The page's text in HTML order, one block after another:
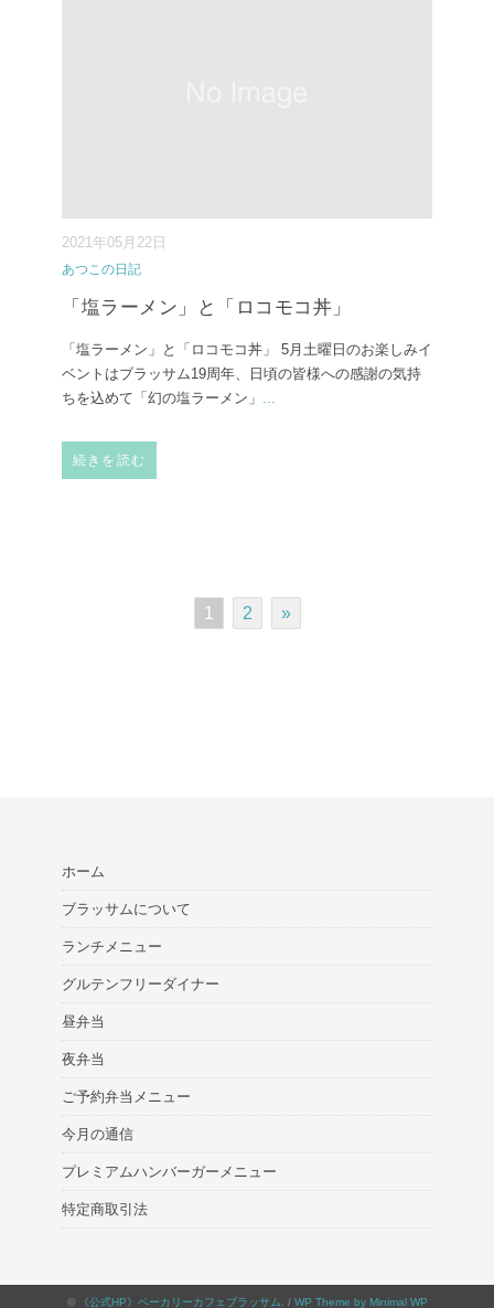
2021年05月22日
あつこの日記
「塩ラーメン」と「ロコモコ丼」
「塩ラーメン」と「ロコモコ丼」 5月土曜日のお楽しみイ
ベントはブラッサム19周年、日頃の皆様への感謝の気持
ちを込めて「幻の塩ラーメン」 ...
続きを読む
1 2 »
ホーム
ブラッサムについて
ランチメニュー
グルテンフリーダイナー
昼弁当
夜弁当
ご予約弁当メニュー
今月の通信
プレミアムハンバーガーメニュー
特定商取引法
© 《公式HP》ベーカリーカフェブラッサム . / WP Theme by Minimal WP